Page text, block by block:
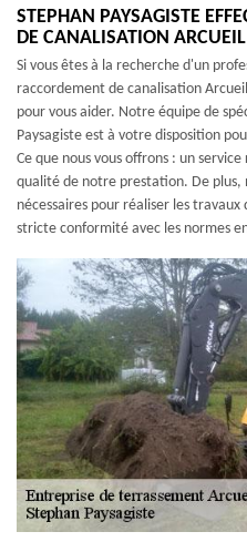
STEPHAN PAYSAGISTE
DE CANALISATION
Si vous êtes à la recherche d'un
raccordement de canalisation
pour vous aider. Notre équipe de
Paysagiste est à votre disposition
Ce que nous vous offrons : un
qualité de notre prestation. De plus,
nécessaires pour réaliser les
stricte conformité avec les normes